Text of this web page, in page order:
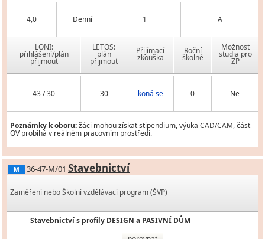
4,0 Denní 1 A
LONI:
přihlášení/plán
přijmout
LETOS:
plán
přijmout
Přijímací
zkouška
Roční
školné
Možnost
studia pro
ZP
43 / 30 30 koná se 0 Ne
Poznámky k oboru:žáci mohou získat stipendium, výuka CAD/CAM, část
OV probíhá v reálném pracovním prostředí.
M 36-47-M/01 Stavebnictví
Zaměření nebo Školní vzdělávací program (ŠVP)
Stavebnictví s profily DESIGN a PASIVNÍ DŮM